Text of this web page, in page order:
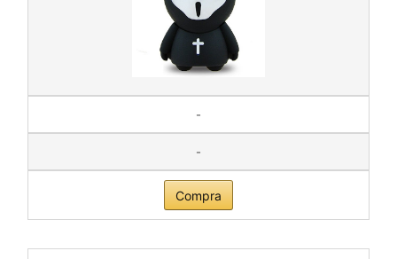
-
-
Compra